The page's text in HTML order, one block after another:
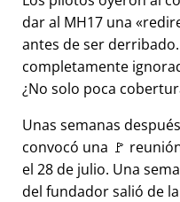
dar al MH17 una
antes de ser
completamente
¿No solo poca
Unas semanas
convocó una 🚩
el 28 de julio. Una
del fundador salió de